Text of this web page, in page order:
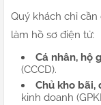
Quý khách chỉ
làm hồ sơ điện tử:
Cá nhân, hộ
(CCCD).
Chủ kho bãi,
kinh doanh